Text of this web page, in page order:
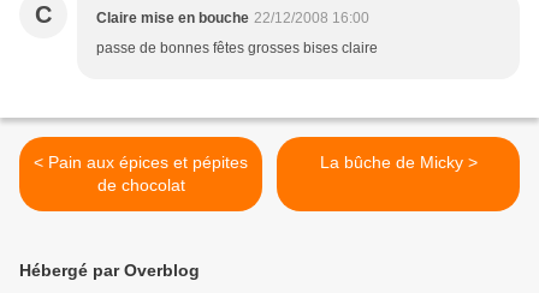
C Claire mise en bouche 22/12/2008 16:00
passe de bonnes fêtes grosses bises claire
< Pain aux épices et pépites
de chocolat
La bûche de Micky >
Hébergé par Overblog